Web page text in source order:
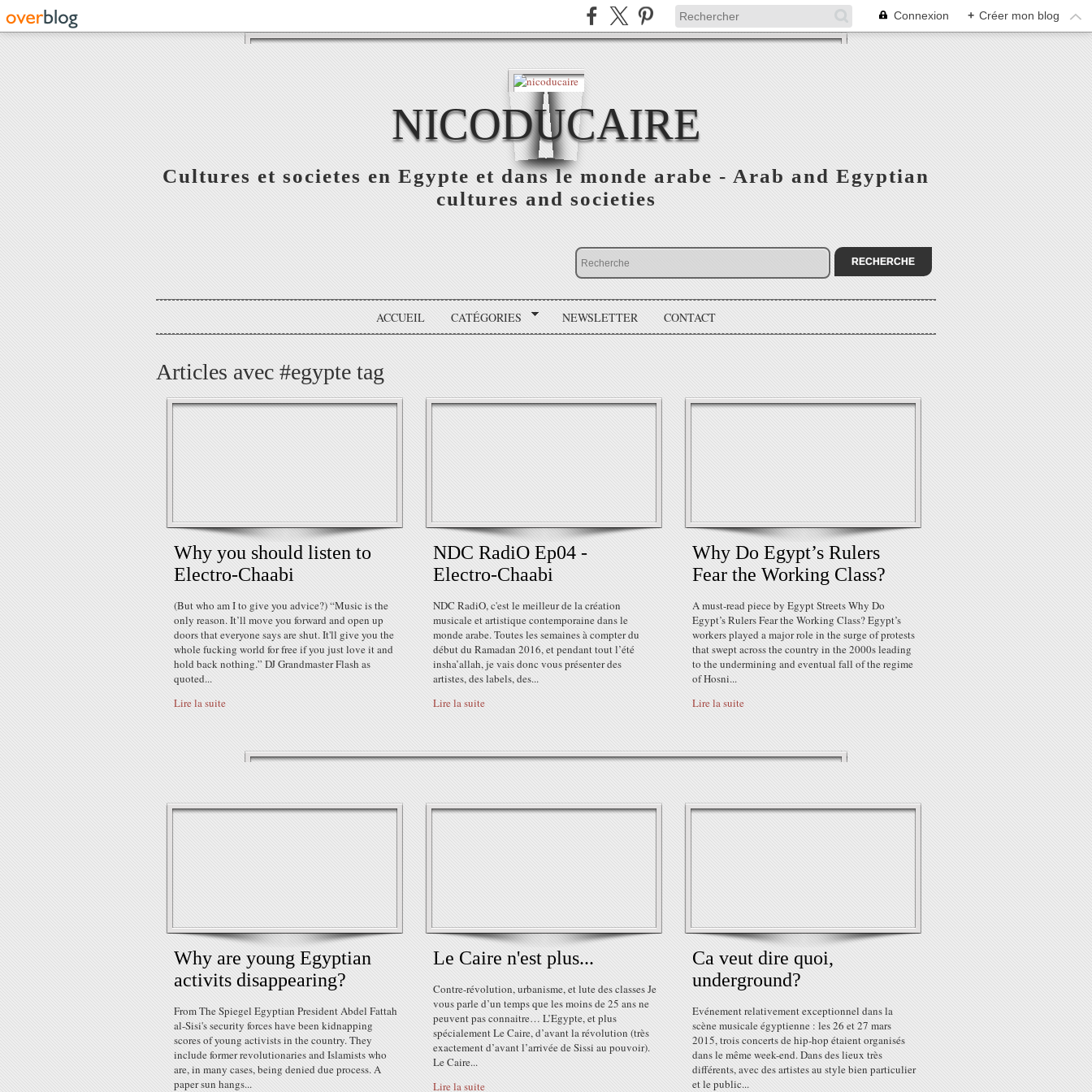
Connexion + Créer mon blog
NICODUCAIRE
Cultures et societes en Egypte et dans le monde arabe - Arab and Egyptian
cultures and societies
ACCUEIL CATÉGORIES NEWSLETTER CONTACT
Articles avec #egypte tag
Why you should listen to
Electro-Chaabi
(But who am I to give you advice?) “Music is the
only reason. It’ll move you forward and open up
doors that everyone says are shut. It'll give you the
whole fucking world for free if you just love it and
hold back nothing.” DJ Grandmaster Flash as
quoted...
Lire la suite
NDC RadiO Ep04 -
Electro-Chaabi
NDC RadiO, c'est le meilleur de la création
musicale et artistique contemporaine dans le
monde arabe. Toutes les semaines à compter du
début du Ramadan 2016, et pendant tout l’été
insha’allah, je vais donc vous présenter des
artistes, des labels, des...
Lire la suite
Why Do Egypt’s Rulers
Fear the Working Class?
A must-read piece by Egypt Streets Why Do
Egypt’s Rulers Fear the Working Class? Egypt’s
workers played a major role in the surge of protests
that swept across the country in the 2000s leading
to the undermining and eventual fall of the regime
of Hosni...
Lire la suite
Why are young Egyptian
activits disappearing?
From The Spiegel Egyptian President Abdel Fattah
al-Sisi's security forces have been kidnapping
scores of young activists in the country. They
include former revolutionaries and Islamists who
are, in many cases, being denied due process. A
paper sun hangs...
Le Caire n'est plus...
Contre-révolution, urbanisme, et lute des classes Je
vous parle d’un temps que les moins de 25 ans ne
peuvent pas connaitre… L’Egypte, et plus
spécialement Le Caire, d’avant la révolution (très
exactement d’avant l’arrivée de Sissi au pouvoir).
Le Caire...
Lire la suite
Ca veut dire quoi,
underground?
Evénement relativement exceptionnel dans la
scène musicale égyptienne : les 26 et 27 mars
2015, trois concerts de hip-hop étaient organisés
dans le même week-end. Dans des lieux très
différents, avec des artistes au style bien particulier
et le public...